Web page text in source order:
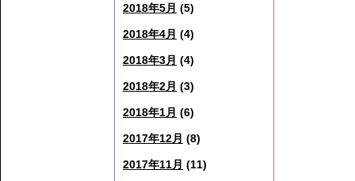
2018年5月 (5)
2018年4月 (4)
2018年3月 (4)
2018年2月 (3)
2018年1月 (6)
2017年12月 (8)
2017年11月 (11)